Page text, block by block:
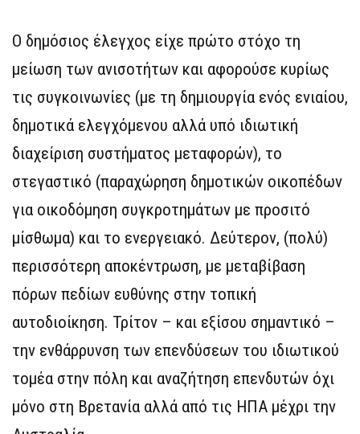
Ο δημόσιος έλεγχος είχε πρώτο στόχο τη
μείωση των ανισοτήτων και αφορούσε κυρίως
τις συγκοινωνίες (με τη δημιουργία ενός ενιαίου,
δημοτικά ελεγχόμενου αλλά υπό ιδιωτική
διαχείριση συστήματος μεταφορών), το
στεγαστικό (παραχώρηση δημοτικών οικοπέδων
για οικοδόμηση συγκροτημάτων με προσιτό
μίσθωμα) και το ενεργειακό. Δεύτερον, (πολύ)
περισσότερη αποκέντρωση, με μεταβίβαση
πόρων πεδίων ευθύνης στην τοπική
αυτοδιοίκηση. Τρίτον – και εξίσου σημαντικό –
την ενθάρρυνση των επενδύσεων του ιδιωτικού
τομέα στην πόλη και αναζήτηση επενδυτών όχι
μόνο στη Βρετανία αλλά από τις ΗΠΑ μέχρι την